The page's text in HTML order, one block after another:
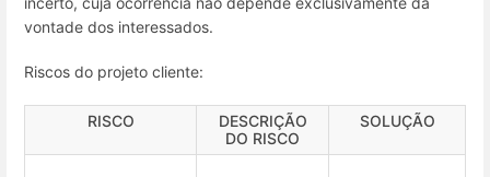
vontade dos interessados.
Riscos do projeto cliente:
RISCO
DESCRIÇÃO
DO RISCO
SOLUÇÃO